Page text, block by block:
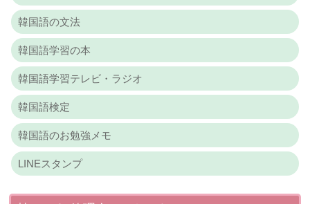
韓国語の文法
韓国語学習の本
韓国語学習テレビ・ラジオ
韓国語検定
韓国語のお勉強メモ
LINEスタンプ